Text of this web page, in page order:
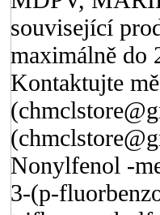
související
maximálně do
Kontaktujte
Nonylfenol -
3-(p-